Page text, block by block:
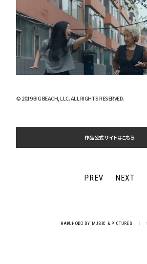
© 2019 BIG BEACH, LLC. ALL RIGHTS RESERVED.
作品公式サイトはこちら
PREV NEXT
HAKUHODO DY MUSIC & PICTURES